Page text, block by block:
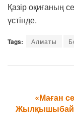
Қазір оқиғаның
үстінде.
Tags: Алматы
«Маған
Жылқышыбай